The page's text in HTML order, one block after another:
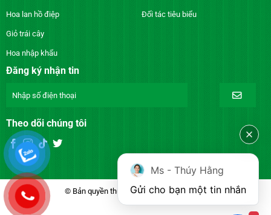
Hoa lan hồ điệp
Giỏ trái cây
Hoa nhập khẩu
Đối tác tiêu biểu
Đăng ký nhận tin
Theo dõi chúng tôi
© Bản quyền thuộc về DienhoaXANH.com
Ms - Thúy Hằng
Gửi cho bạn một tin nhắn